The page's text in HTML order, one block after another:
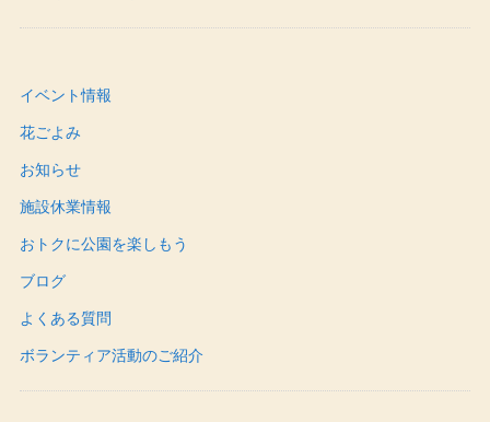
イベント情報
花ごよみ
お知らせ
施設休業情報
おトクに公園を楽しもう
ブログ
よくある質問
ボランティア活動のご紹介